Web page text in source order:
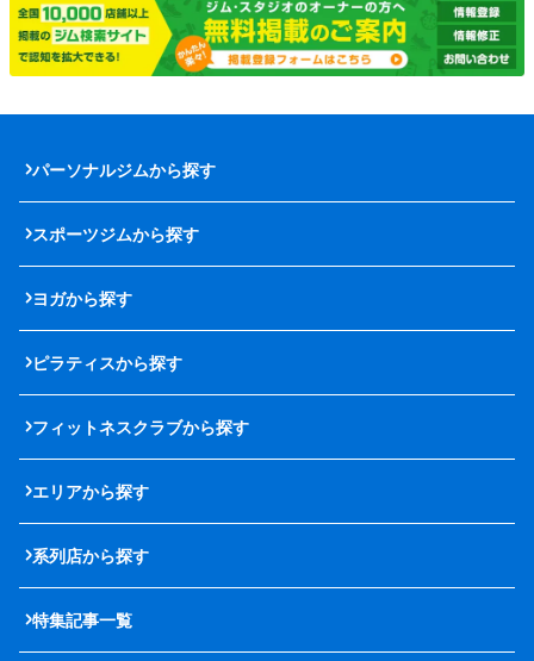
パーソナルジムから探す
スポーツジムから探す
ヨガから探す
ピラティスから探す
フィットネスクラブから探す
エリアから探す
系列店から探す
特集記事一覧